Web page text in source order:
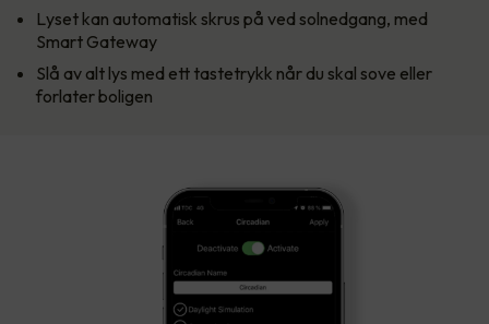
Lyset kan automatisk skrus på ved solnedgang, med
Smart Gateway
Slå av alt lys med ett tastetrykk når du skal sove eller
forlater boligen